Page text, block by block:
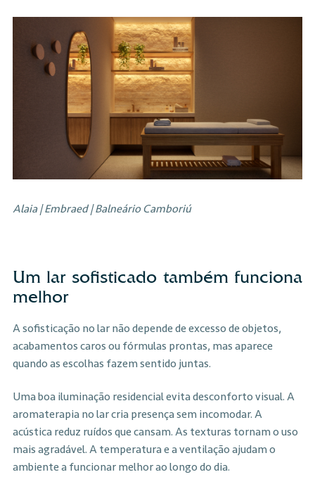
Alaia | Embraed | Balneário Camboriú
Um lar sofisticado também funciona
melhor
A sofisticação no lar não depende de excesso de objetos,
acabamentos caros ou fórmulas prontas, mas aparece
quando as escolhas fazem sentido juntas.
Uma boa iluminação residencial evita desconforto visual. A
aromaterapia no lar cria presença sem incomodar. A
acústica reduz ruídos que cansam. As texturas tornam o uso
mais agradável. A temperatura e a ventilação ajudam o
ambiente a funcionar melhor ao longo do dia.